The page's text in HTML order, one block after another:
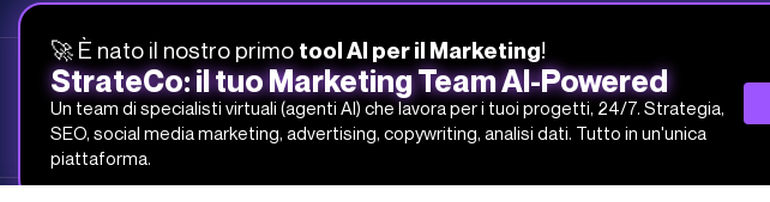
Studio Samo Pro® è un marchio registrato di CENTRO STUDI SAMO SRL
REA-CCIAA BO 504674 – P.IVA e C.F.: 03259561201 – Capitale Sociale 30.000,00 € i.v.
©Studio Samo- Tutti i diritti riservati
🚀 È nato il nostro primo tool AI per il Marketing!
StrateCo: il tuo Marketing Team AI-Powered
Un team di specialisti virtuali (agenti AI) che lavora per i tuoi progetti, 24/7. Strategia,
SEO, social media marketing, advertising, copywriting, analisi dati. Tutto in un'unica
piattaforma.